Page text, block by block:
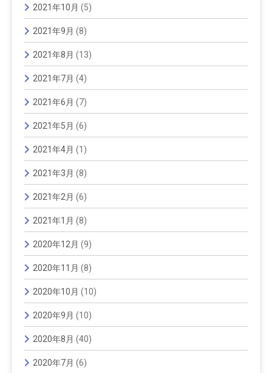
2021年10月 (5)
2021年9月 (8)
2021年8月 (13)
2021年7月 (4)
2021年6月 (7)
2021年5月 (6)
2021年4月 (1)
2021年3月 (8)
2021年2月 (6)
2021年1月 (8)
2020年12月 (9)
2020年11月 (8)
2020年10月 (10)
2020年9月 (10)
2020年8月 (40)
2020年7月 (6)